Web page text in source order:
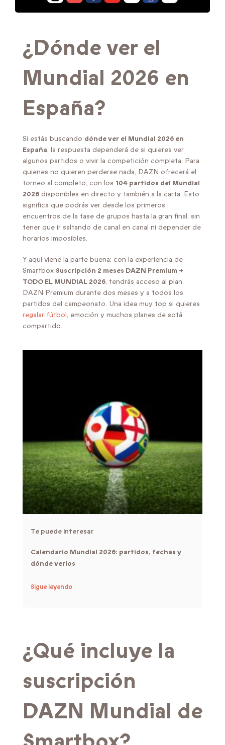
¿Dónde ver el
Mundial 2026 en
España?
Si estás buscando dónde ver el Mundial 2026 en
España, la respuesta dependerá de si quieres ver
algunos partidos o vivir la competición completa. Para
quienes no quieren perderse nada, DAZN ofrecerá el
torneo al completo, con los 104 partidos del Mundial
2026 disponibles en directo y también a la carta. Esto
significa que podrás ver desde los primeros
encuentros de la fase de grupos hasta la gran final, sin
tener que ir saltando de canal en canal ni depender de
horarios imposibles.
Y aquí viene la parte buena: con la experiencia de
Smartbox Suscripción 2 meses DAZN Premium +
TODO EL MUNDIAL 2026, tendrás acceso al plan
DAZN Premium durante dos meses y a todos los
partidos del campeonato. Una idea muy top si quieres
regalar fútbol, emoción y muchos planes de sofá
compartido.
Te puede interesar
Calendario Mundial 2026: partidos, fechas y
dónde verlos
Sigue leyendo
¿Qué incluye la
suscripción
DAZN Mundial de